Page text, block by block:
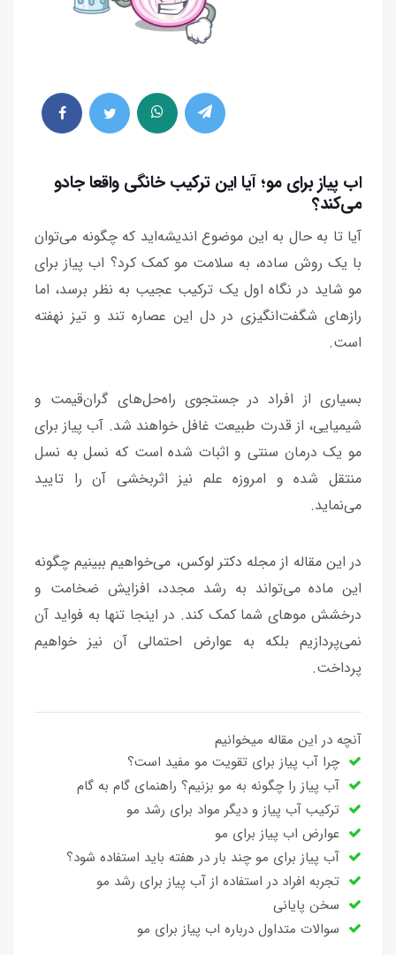
اب پیاز برای مو؛ آیا این ترکیب خانگی واقعا جادو
می‌کند؟
آیا تا به حال به این موضوع اندیشه‌اید که چگونه می‌توان
با یک روش ساده، به سلامت مو کمک کرد؟ اب پیاز برای
مو شاید در نگاه اول یک ترکیب عجیب به نظر برسد، اما
رازهای شگفت‌انگیزی در دل این عصاره تند و تیز نهفته
است.
بسیاری از افراد در جستجوی راه‌حل‌های گران‌قیمت و
شیمیایی، از قدرت طبیعت غافل خواهند شد. آب پیاز برای
مو یک درمان سنتی و اثبات شده است که نسل به نسل
منتقل شده و امروزه علم نیز اثربخشی آن را تایید
می‌نماید.
در این مقاله از مجله دکتر لوکس، می‌خواهیم ببینیم چگونه
این ماده می‌تواند به رشد مجدد، افزایش ضخامت و
درخشش موهای شما کمک کند. در اینجا تنها به فواید آن
نمی‌پردازیم‌ بلکه به عوارض احتمالی آن نیز خواهیم
پرداخت.
آنچه در این مقاله میخوانیم
چرا آب پیاز برای تقویت مو مفید است؟
آب پیاز را چگونه به مو بزنیم؟ راهنمای گام به گام
ترکیب آب پیاز و دیگر مواد برای رشد مو
عوارض اب پیاز برای مو
آب پیاز برای مو چند بار در هفته باید استفاده شود؟
تجربه افراد در استفاده از آب پیاز برای رشد مو
سخن پایانی
سوالات متداول درباره اب پیاز برای مو